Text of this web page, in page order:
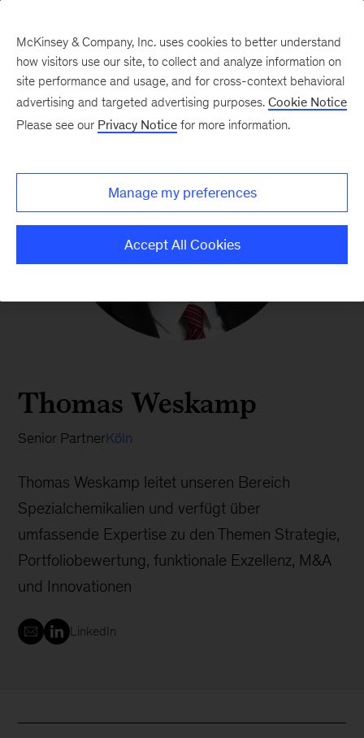
Thomas Weskamp
Senior PartnerKöln
Thomas Weskamp leitet unseren Bereich
Spezialchemikalien und verfügt über
umfassende Expertise zu den Themen Strategie,
Portfoliobewertung, funktionale Exzellenz, M&A
und Innovationen
LinkedIn
McKinsey & Company, Inc. uses cookies to better understand
how visitors use our site, to collect and analyze information on
site performance and usage, and for cross-context behavioral
advertising and targeted advertising purposes. Cookie Notice
Please see our Privacy Notice for more information.
Manage my preferences
Accept All Cookies